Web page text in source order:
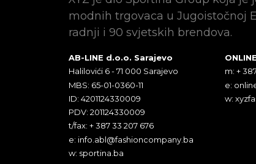
modnih trgovaca u Jugoistočnoj
radnji i 90 svjetskih brendova.
AB-LINE d.o.o. Sarajevo
Halilovići 6 - 71 000 Sarajevo
MBS: 65-01-0360-11
ID: 4201124330009
PDV: 201124330009
t/fax: + 387 33 207 676
e: info.abl@fashioncompany.ba
w: sportina.ba
m: +
e:
w: